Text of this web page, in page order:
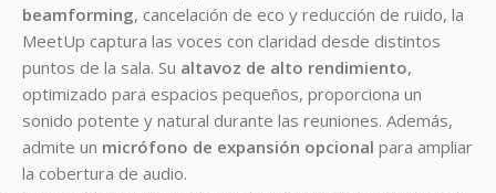
beamforming, cancelación de eco y reducción de ruido, la
MeetUp captura las voces con claridad desde distintos
puntos de la sala. Su altavoz de alto rendimiento,
optimizado para espacios pequeños, proporciona un
sonido potente y natural durante las reuniones. Además,
admite un micrófono de expansión opcional para ampliar
la cobertura de audio.